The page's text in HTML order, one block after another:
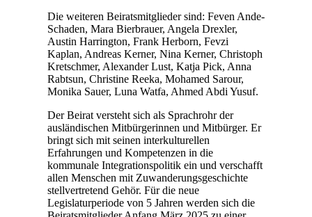
Die weiteren Beiratsmitglieder sind: Feven Ande-
Schaden, Mara Bierbrauer, Angela Drexler,
Austin Harrington, Frank Herborn, Fevzi
Kaplan, Andreas Kerner, Nina Kerner, Christoph
Kretschmer, Alexander Lust, Katja Pick, Anna
Rabtsun, Christine Reeka, Mohamed Sarour,
Monika Sauer, Luna Watfa, Ahmed Abdi Yusuf.
Der Beirat versteht sich als Sprachrohr der
ausländischen Mitbürgerinnen und Mitbürger. Er
bringt sich mit seinen interkulturellen
Erfahrungen und Kompetenzen in die
kommunale Integrationspolitik ein und verschafft
allen Menschen mit Zuwanderungsgeschichte
stellvertretend Gehör. Für die neue
Legislaturperiode von 5 Jahren werden sich die